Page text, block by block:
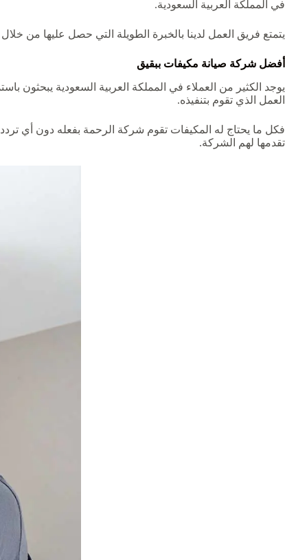
في المملكة العربية السعودية.
يتمتع فريق العمل لدينا بالخبرة الطويلة التي حصل عليها من
أفضل شركة صيانة مكيفات ببقيق
يوجد الكثير من العملاء في المملكة العربية السعودية يبحثون
العمل الذي تقوم بتنفيذه.
فكل ما يحتاج له المكيفات تقوم شركة الرحمة بفعله دون أي
تقدمها لهم الشركة.